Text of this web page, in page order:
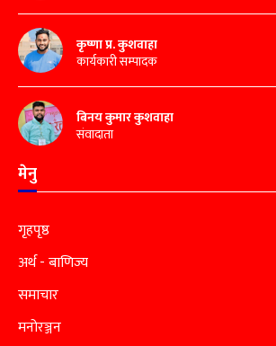
कृष्णा प्र. कुशवाहा
कार्यकारी सम्पादक
बिनय कुमार कुशवाहा
संवादाता
मेनु
गृहपृष्ठ
अर्थ - बाणिज्य
समाचार
मनोरञ्जन